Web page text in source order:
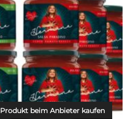
Produkt beim Anbieter kaufen